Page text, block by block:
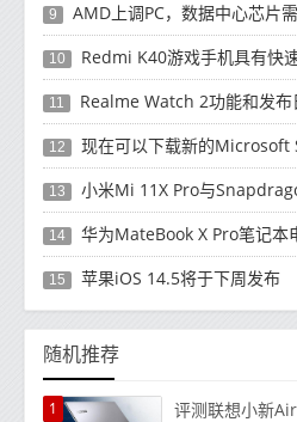
9 AMD上调PC，数据中心芯片
10 Redmi K40游戏手机具有快
11 Realme Watch 2功能和发布
12 现在可以下载新的Microsoft
13 小米Mi 11X Pro与
14 华为MateBook X Pro笔记本
15 苹果iOS 14.5将于下周发布
随机推荐
1
评测联想小新